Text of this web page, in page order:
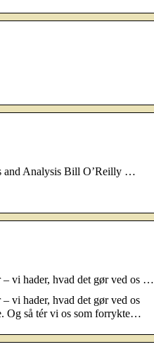
and Analysis Bill O’Reilly …
– vi hader, hvad det gør ved os …
vi hader, hvad det gør ved os
Og så tér vi os som forrykte…